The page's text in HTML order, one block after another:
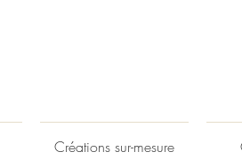
Créations sur-mesure